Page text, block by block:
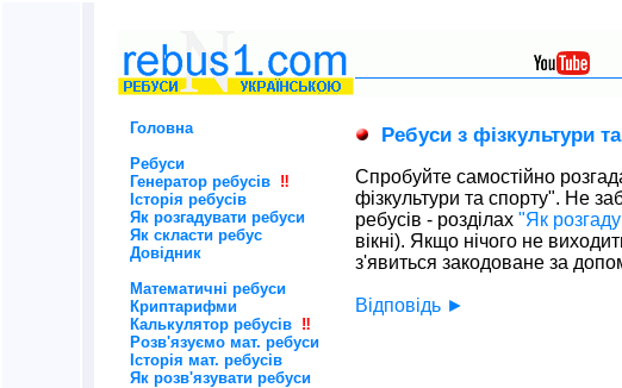
Головна
Ребуси
Генератор ребусів ‼
Історія ребусів
Як розгадувати ребуси
Як скласти ребус
Довідник
Математичні ребуси
Криптарифми
Калькулятор ребусів ‼
Розв'язуємо мат. ребуси
Історія мат. ребусів
Як розв'язувати ребуси
Ребуси з фізкультури
Спробуйте самостійно
фізкультури та спорту". Не
ребусів - розділах "Як
вікні). Якщо нічого не
з'явиться закодоване за
Відповідь ►